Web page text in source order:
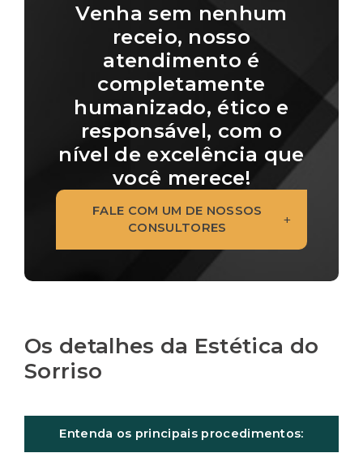
Venha sem nenhum
receio, nosso
atendimento é
completamente
humanizado, ético e
responsável, com o
nível de excelência que
você merece!
FALE COM UM DE NOSSOS
CONSULTORES
+
Os detalhes da Estética do
Sorriso
Entenda os principais procedimentos: